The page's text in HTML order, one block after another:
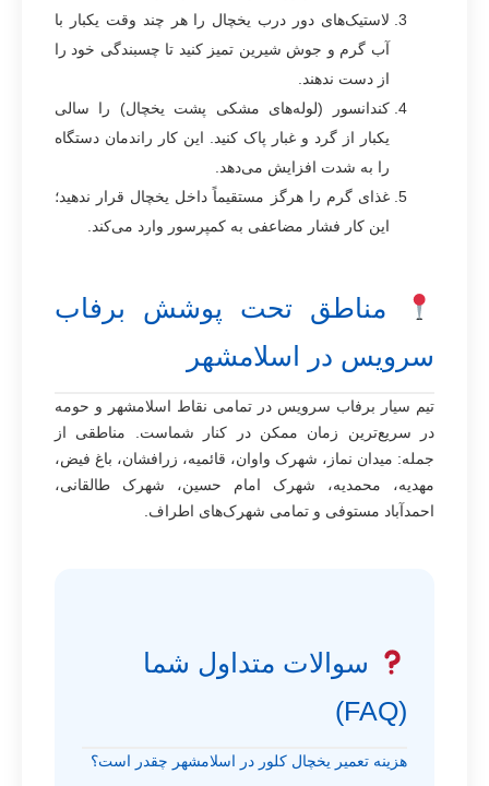
لاستیک‌های دور درب یخچال را هر چند وقت یکبار با
آب گرم و جوش شیرین تمیز کنید تا چسبندگی خود را
از دست ندهند.
کندانسور (لوله‌های مشکی پشت یخچال) را سالی
یکبار از گرد و غبار پاک کنید. این کار راندمان دستگاه
را به شدت افزایش می‌دهد.
غذای گرم را هرگز مستقیماً داخل یخچال قرار ندهید؛
این کار فشار مضاعفی به کمپرسور وارد می‌کند.
مناطق تحت پوشش برفاب
سرویس در اسلامشهر
تیم سیار برفاب سرویس در تمامی نقاط اسلامشهر و حومه
در سریع‌ترین زمان ممکن در کنار شماست. مناطقی از
جمله: میدان نماز، شهرک واوان، قائمیه، زرافشان، باغ فیض،
مهدیه، محمدیه، شهرک امام حسین، شهرک طالقانی،
احمدآباد مستوفی و تمامی شهرک‌های اطراف.
سوالات متداول شما
(FAQ)
هزینه تعمیر یخچال کلور در اسلامشهر چقدر است؟